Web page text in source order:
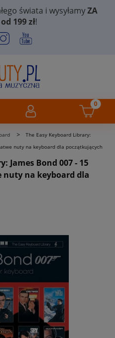
świata i wysyłamyZA
199 zł!
>
The Easy Keyboard Library:
nuty na keyboard dla początkujących
James Bond 007 - 15
nuty na keyboard dla